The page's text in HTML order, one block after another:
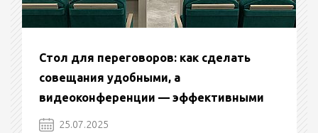
Стол для переговоров: как сделать
совещания удобными, а
видеоконференции — эффективными
25.07.2025